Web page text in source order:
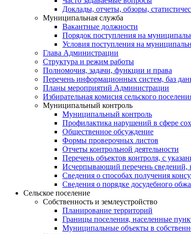
Доклады, отчеты, обзоры,
Муниципальная служба
Вакантные должности
Порядок поступления на
Условия поступления на
Глава Администрации
Структура и режим работы
Полномочия, задачи, функции и права
Перечень информационных систем, баз
Планы мероприятий Администрации
Избирательная комисия сельского
Муниципальный контроль
Муниципальный контроль
Профилактика нарушений в сфере
Общественное обсуждение
Формы проверочных листов
Отчеты контрольной деятельности
Перечень объектов контроля, с
Исчерпывающий перечень сведений,
Сведения о способах получения
Сведения о порядке досудебного
Сельское поселение
Собственность и землеустройство
Планирование территорий
Границы поселения, населенные
Муниципальные объекты в